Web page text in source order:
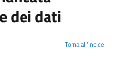
dei dati
Torna all'indice